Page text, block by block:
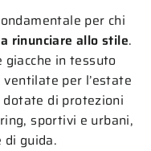
per chi
rinunciare allo stile.
in tessuto
per l’estate
di protezioni
sportivi e urbani,
guida.